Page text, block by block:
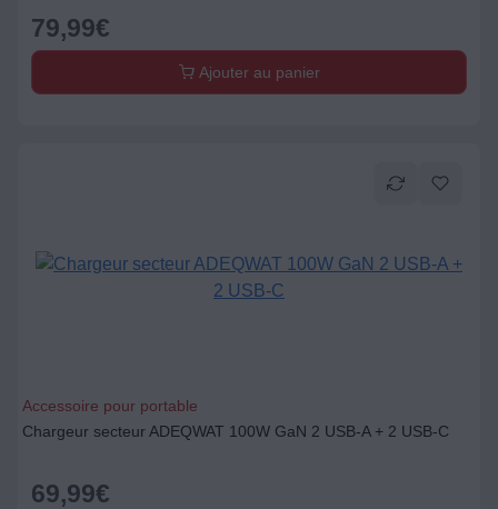
79,99€
Ajouter au panier
Accessoire pour portable
Chargeur secteur ADEQWAT 100W GaN 2 USB-A + 2 USB-C
69,99€